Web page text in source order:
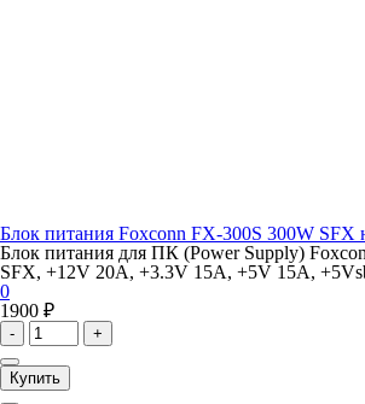
Блок питания Foxconn FX-300S 300W SFX
Блок питания для ПК (Power Supply)
SFX, +12V 20A, +3.3V 15A, +5V 15A,
0
1900 ₽
- +
Купить